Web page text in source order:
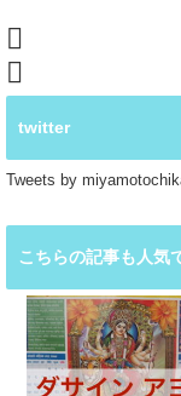
twitter
Tweets by
こちらの記事も人気